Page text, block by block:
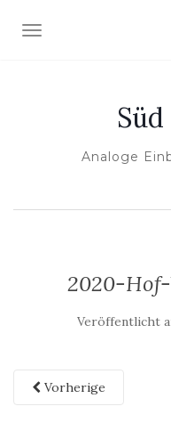
NAVIGATION
Analoge
2020-
Veröffentlicht
Vorherige